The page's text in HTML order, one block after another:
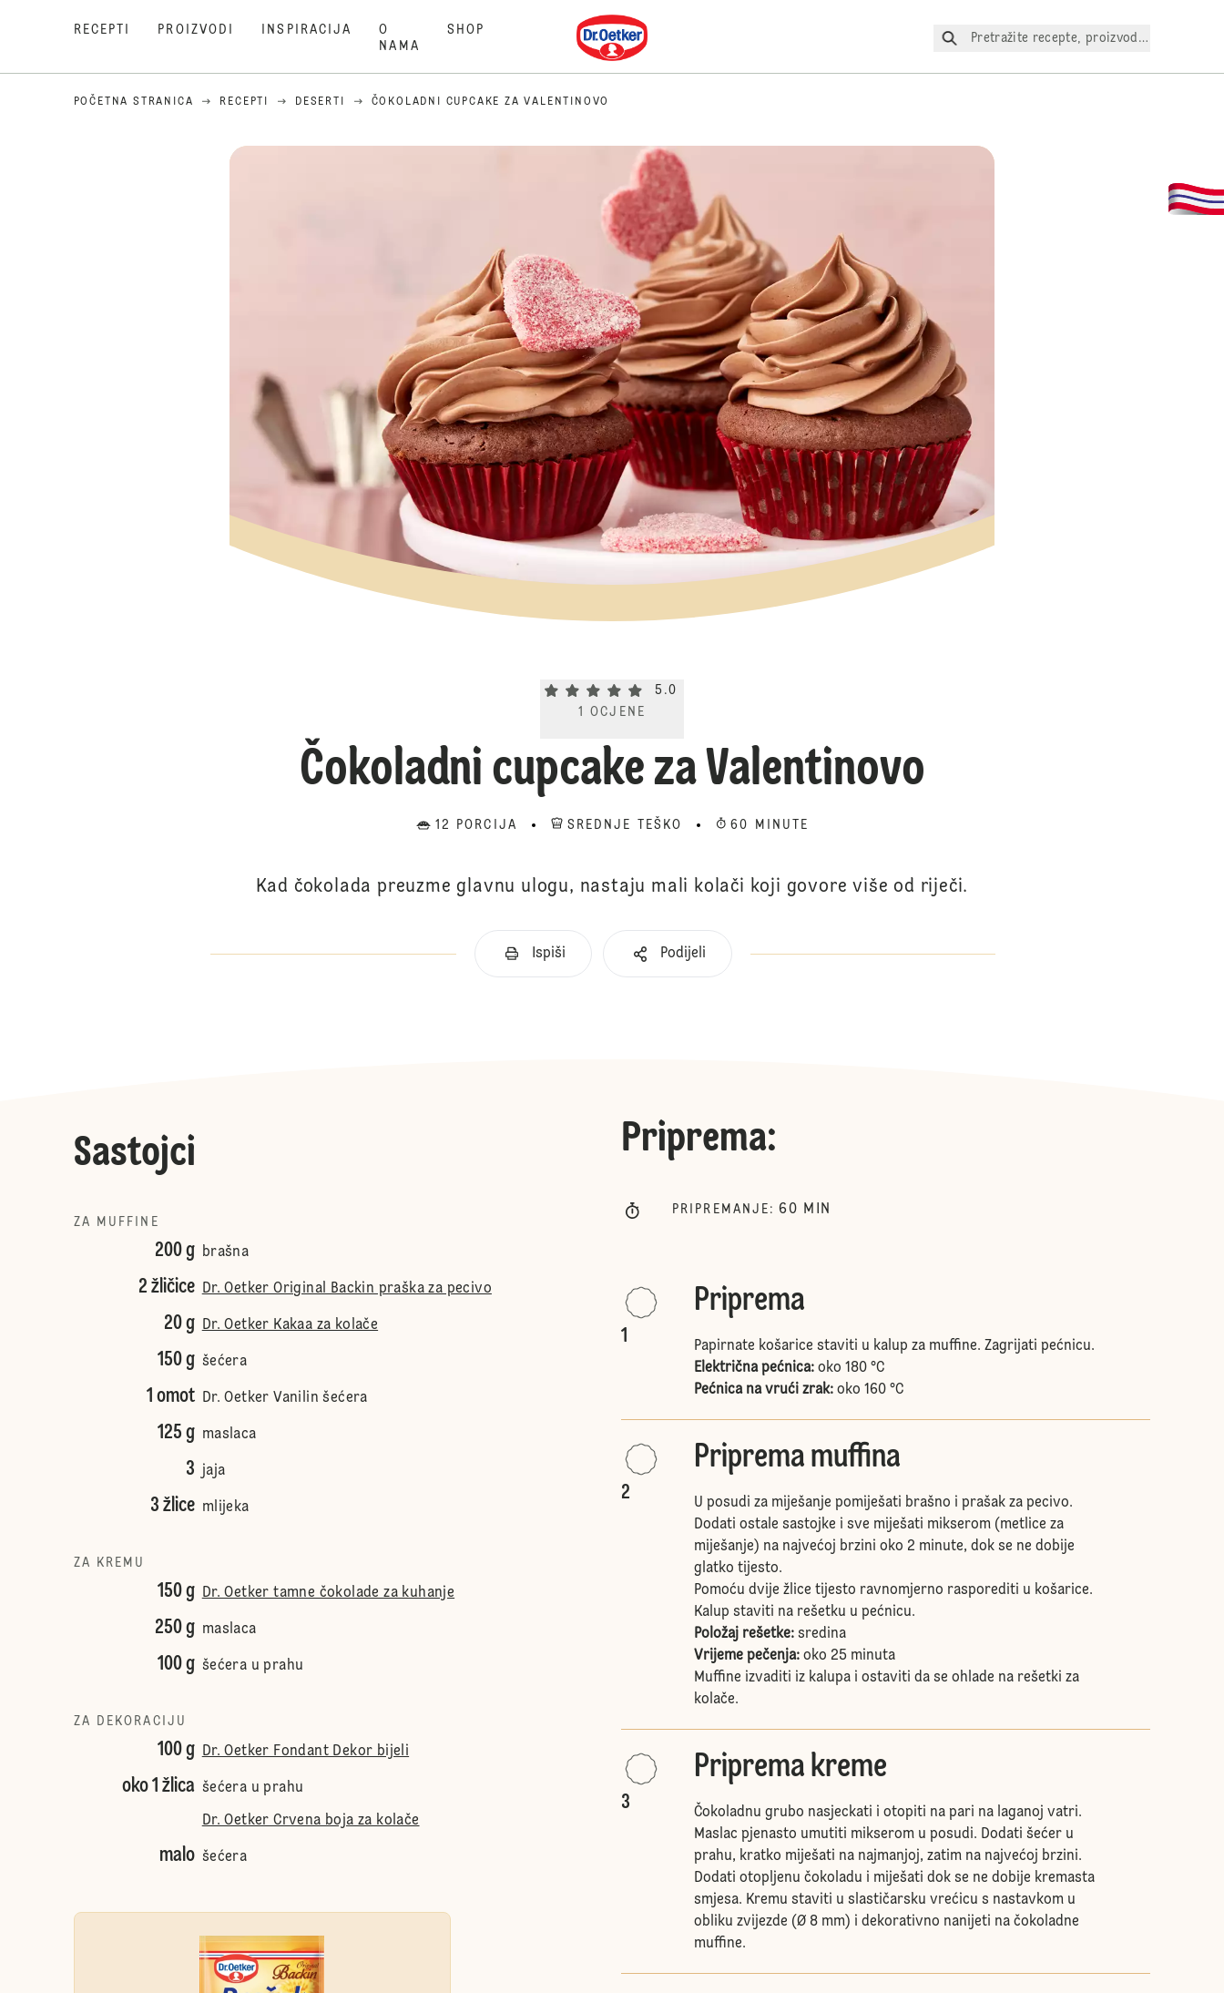
RECEPTI PROIZVODI INSPIRACIJA
O
NAMA
SHOP Dr. Oetker
Pretražite recepte, proizvode itd.
POČETNA STRANICA RECEPTI DESERTI ČOKOLADNI CUPCAKE ZA VALENTINOVO
Current rating 5.0. Click to rate.
5.0
1
OCJENE
Čokoladni cupcake za Valentinovo
12 PORCIJA SREDNJE TEŠKO 60 MINUTE
Kad čokolada preuzme glavnu ulogu, nastaju mali kolači koji govore više od riječi.
Ispiši Podijeli
Sastojci
ZA MUFFINE
200 g brašna
2 žličice Dr. Oetker Original Backin praška za pecivo
20 g Dr. Oetker Kakaa za kolače
150 g šećera
1 omot Dr. Oetker Vanilin šećera
125 g maslaca
3 jaja
3 žlice mlijeka
ZA KREMU
150 g Dr. Oetker tamne čokolade za kuhanje
250 g maslaca
100 g šećera u prahu
ZA DEKORACIJU
100 g Dr. Oetker Fondant Dekor bijeli
oko 1 žlica šećera u prahu
Dr. Oetker Crvena boja za kolače
malo šećera
Priprema:
PRIPREMANJE : 60 MIN
1
Priprema
Papirnate košarice staviti u kalup za muffine. Zagrijati pećnicu.
Električna pećnica: oko 180 °C
Pećnica na vrući zrak: oko 160 °C
2
Priprema muffina
U posudi za miješanje pomiješati brašno i prašak za pecivo.
Dodati ostale sastojke i sve miješati mikserom (metlice za
miješanje) na najvećoj brzini oko 2 minute, dok se ne dobije
glatko tijesto.
Pomoću dvije žlice tijesto ravnomjerno rasporediti u košarice.
Kalup staviti na rešetku u pećnicu.
Položaj rešetke: sredina
Vrijeme pečenja: oko 25 minuta
Muffine izvaditi iz kalupa i ostaviti da se ohlade na rešetki za
kolače.
3
Priprema kreme
Čokoladnu grubo nasjeckati i otopiti na pari na laganoj vatri.
Maslac pjenasto umutiti mikserom u posudi. Dodati šećer u
prahu, kratko miješati na najmanjoj, zatim na najvećoj brzini.
Dodati otopljenu čokoladu i miješati dok se ne dobije kremasta
smjesa. Kremu staviti u slastičarsku vrećicu s nastavkom u
obliku zvijezde (Ø 8 mm) i dekorativno nanijeti na čokoladne
muffine.